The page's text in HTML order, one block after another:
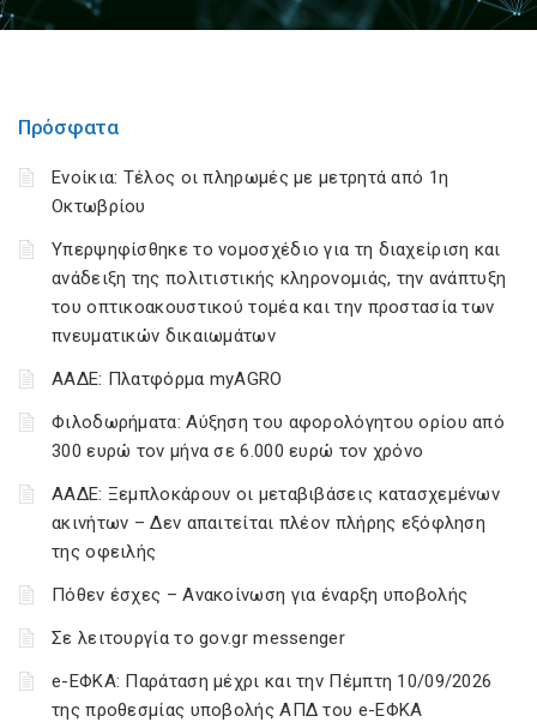
Πρόσφατα
Ενοίκια: Τέλος οι πληρωμές με μετρητά από 1η
Οκτωβρίου
Υπερψηφίσθηκε το νομοσχέδιο για τη διαχείριση και
ανάδειξη της πολιτιστικής κληρονομιάς, την ανάπτυξη
του οπτικοακουστικού τομέα και την προστασία των
πνευματικών δικαιωμάτων
ΑΑΔΕ: Πλατφόρμα myAGRO
Φιλοδωρήματα: Αύξηση του αφορολόγητου ορίου από
300 ευρώ τον μήνα σε 6.000 ευρώ τον χρόνο
ΑΑΔΕ: Ξεμπλοκάρουν οι μεταβιβάσεις κατασχεμένων
ακινήτων – Δεν απαιτείται πλέον πλήρης εξόφληση
της οφειλής
Πόθεν έσχες – Ανακοίνωση για έναρξη υποβολής
Σε λειτουργία το gov.gr messenger
e-ΕΦΚΑ: Παράταση μέχρι και την Πέμπτη 10/09/2026
της προθεσμίας υποβολής ΑΠΔ του e-ΕΦΚΑ